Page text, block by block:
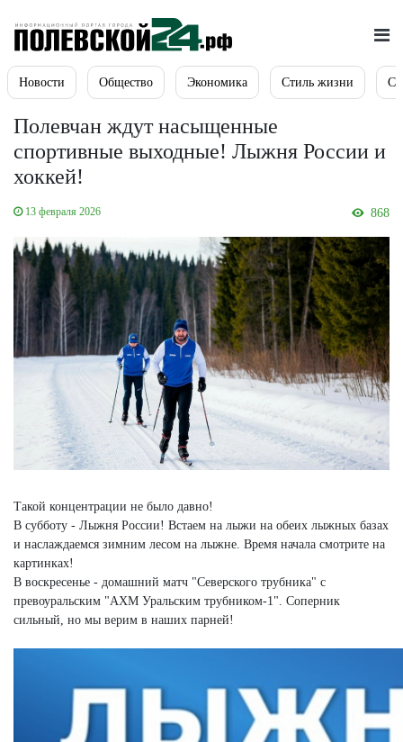
Новости Общество Экономика Стиль жизни
Полевчан ждут насыщенные
спортивные выходные! Лыжня России и
хоккей!
13 февраля 2026 868
Такой концентрации не было давно!
В субботу - Лыжня России! Встаем на лыжи на обеих лыжных базах
и наслаждаемся зимним лесом на лыжне. Время начала смотрите на
картинках!
В воскресенье - домашний матч "Северского трубника" с
превоуральским "АХМ Уральским трубником-1". Соперник
сильный, но мы верим в наших парней!